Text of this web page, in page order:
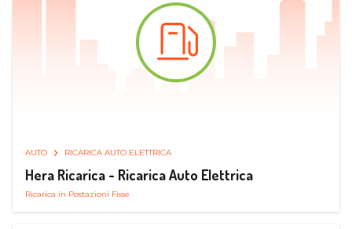
AUTO RICARICA AUTO ELETTRICA
Hera Ricarica - Ricarica Auto Elettrica
Ricarica in Postazioni Fisse